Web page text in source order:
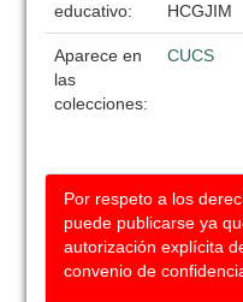
educativo:
HCGJIM
Aparece en
las
colecciones:
CUCS
Por respeto a los
puede publicarse ya
autorización explícita
convenio de